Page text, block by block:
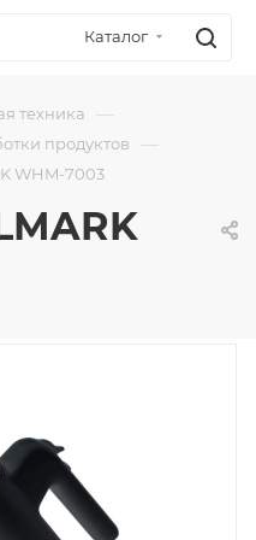
Каталог
техника —
продуктов —
WHM-7003